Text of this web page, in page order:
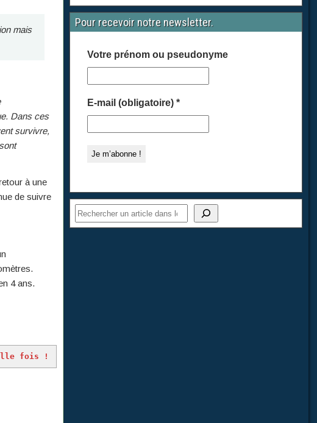
mais
Dans ces
survivre,
à une
de suivre
4 ans.
fois !
Pour recevoir notre newsletter.
Votre prénom ou pseudonyme
E-mail (obligatoire)*